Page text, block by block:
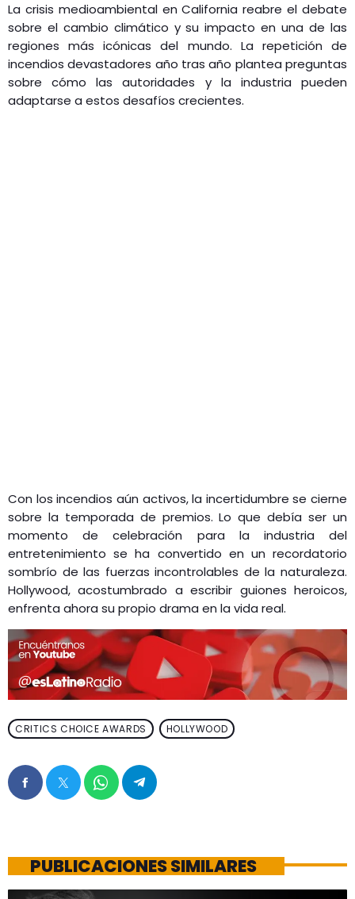
La crisis medioambiental en California reabre el debate
sobre el cambio climático y su impacto en una de las
regiones más icónicas del mundo. La repetición de
incendios devastadores año tras año plantea preguntas
sobre cómo las autoridades y la industria pueden
adaptarse a estos desafíos crecientes.
Con los incendios aún activos, la incertidumbre se cierne
sobre la temporada de premios. Lo que debía ser un
momento de celebración para la industria del
entretenimiento se ha convertido en un recordatorio
sombrío de las fuerzas incontrolables de la naturaleza.
Hollywood, acostumbrado a escribir guiones heroicos,
enfrenta ahora su propio drama en la vida real.
CRITICS CHOICE AWARDS HOLLYWOOD
PUBLICACIONES SIMILARES